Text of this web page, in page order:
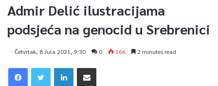
Admir Delić ilustracijama
podsjeća na genocid u Srebrenici
Četvrtak, 8 Jula 2021, 9:30 0 166 2 minutes read